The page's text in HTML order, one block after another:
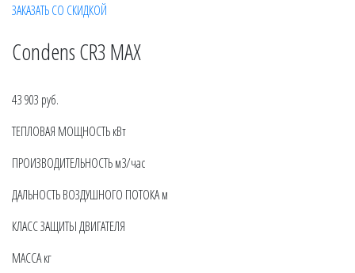
ЗАКАЗАТЬ СО СКИДКОЙ
Condens CR3 MAX
43 903 руб.
ТЕПЛОВАЯ МОЩНОСТЬ кВт
ПРОИЗВОДИТЕЛЬНОСТЬ м3/час
ДАЛЬНОСТЬ ВОЗДУШНОГО ПОТОКА м
КЛАСС ЗАЩИТЫ ДВИГАТЕЛЯ
МАССА кг